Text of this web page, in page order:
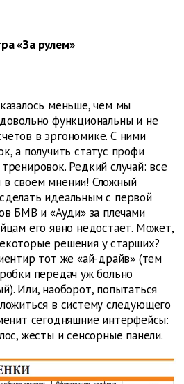
«За рулем»
меньше, чем мы
функциональны и не
в эргономике. С ними
а получить статус профи
Редкий случай: все
своем мнении! Сложный
идеальным с первой
БМВ и «Ауди» за плечами
его явно недостает. Может,
решения у старших?
тот же «ай-драйв» (тем
передач уж больно
Или, наоборот, попытаться
в систему следующего
сегодняшние интерфейсы:
жесты и сенсорные панели.